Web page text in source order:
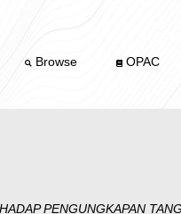
Browse OPAC
PENGUNGKAPAN